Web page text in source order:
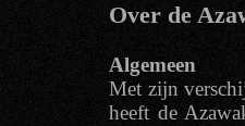
Over de
Algemeen
Met zijn
heeft de